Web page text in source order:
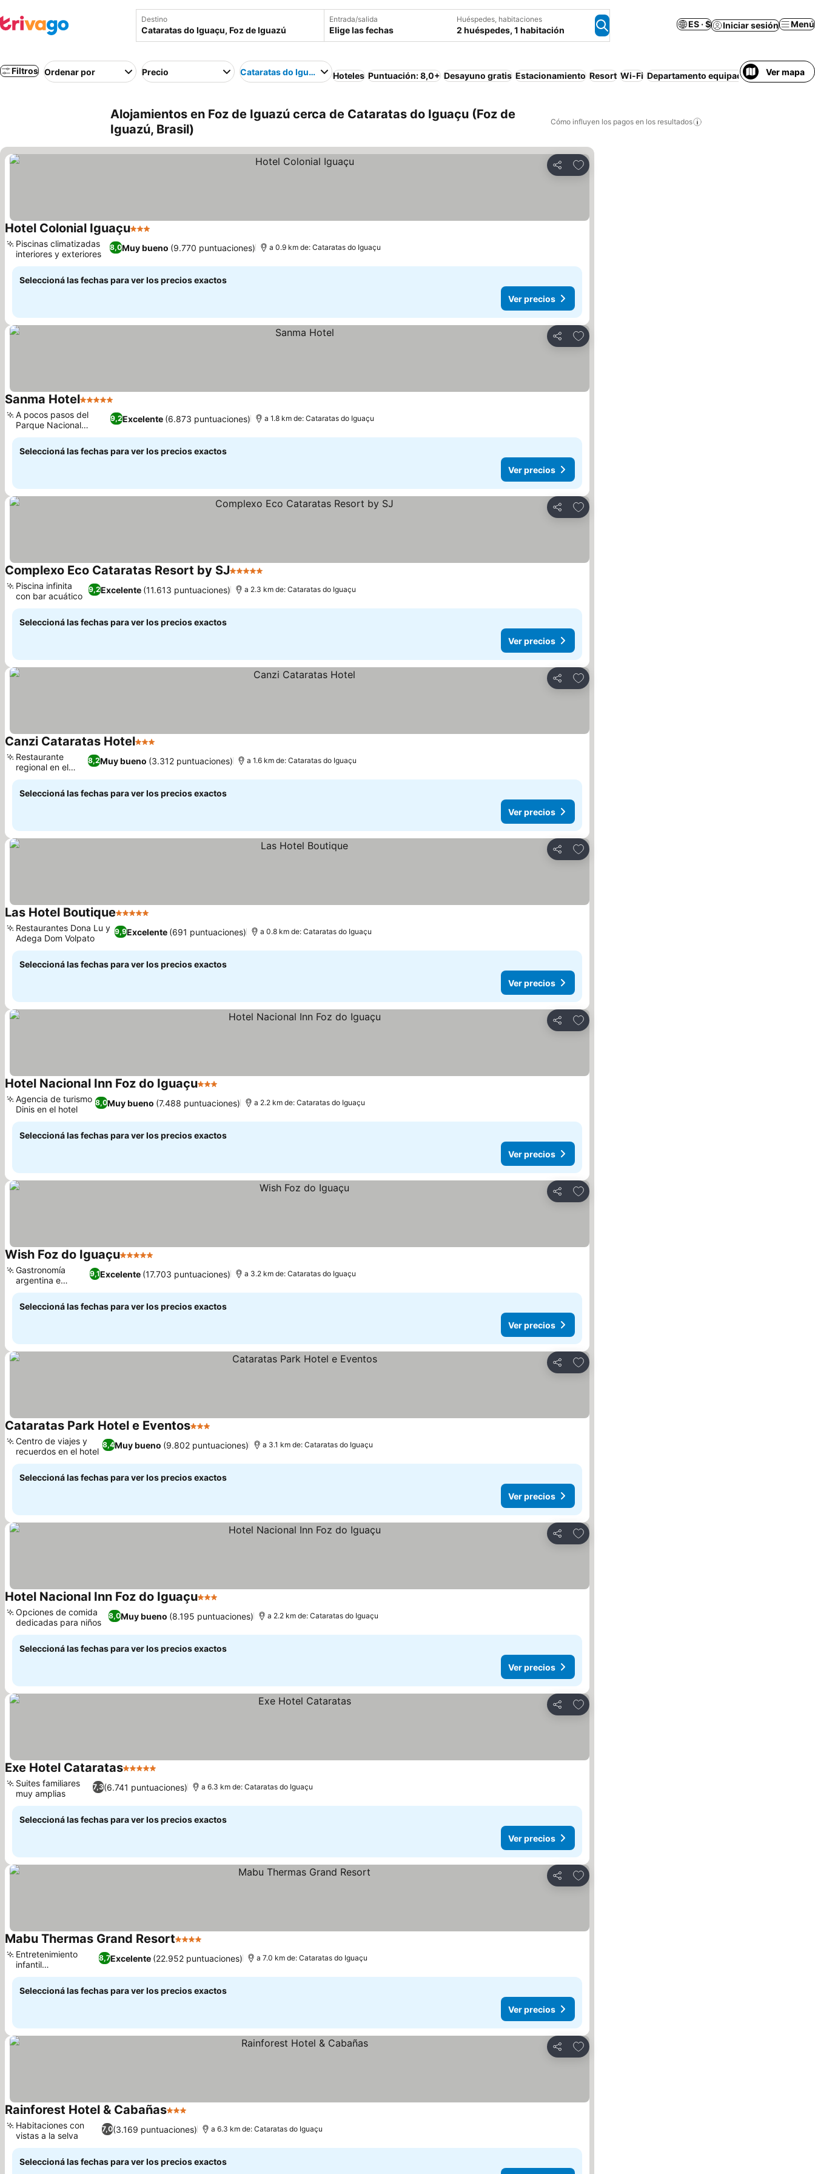
Destino Entrada/salida
Elige las fechas
Huéspedes, habitaciones
2 huéspedes, 1 habitación
ES · $ Iniciar sesión Menú
Filtros Ordenar por Precio Cataratas do Iguaçu Hoteles Puntuación: 8,0+ Desayuno gratis Estacionamiento Resort Wi-Fi Departamento equipado Piscina Aire
Ver mapa
Alojamientos en Foz de Iguazú cerca de Cataratas do Iguaçu (Foz de
Iguazú, Brasil)
Cómo influyen los pagos en los resultados
Compartir
Añadir a favoritos
Hotel Colonial Iguaçu3 Estrellas
8,0Muy bueno (9.770 puntuaciones)
Piscinas climatizadas
interiores y exteriores
a 0.9 km de: Cataratas do Iguaçu
Seleccioná las fechas para ver los precios exactos
Ver precios
Compartir
Añadir a favoritos
Sanma Hotel5 Estrellas
9,2Excelente (6.873 puntuaciones)
A pocos pasos del
Parque Nacional
Iguaçu
a 1.8 km de: Cataratas do Iguaçu
Seleccioná las fechas para ver los precios exactos
Ver precios
Compartir
Añadir a favoritos
Complexo Eco Cataratas Resort by SJ5 Estrellas
9,2Excelente (11.613 puntuaciones)
Piscina infinita
con bar acuático
a 2.3 km de: Cataratas do Iguaçu
Seleccioná las fechas para ver los precios exactos
Ver precios
Compartir
Añadir a favoritos
Canzi Cataratas Hotel3 Estrellas
8,2Muy bueno (3.312 puntuaciones)
Restaurante
regional en el
hotel
a 1.6 km de: Cataratas do Iguaçu
Seleccioná las fechas para ver los precios exactos
Ver precios
Compartir
Añadir a favoritos
Las Hotel Boutique5 Estrellas
9,9Excelente (691 puntuaciones)
Restaurantes Dona Lu y
Adega Dom Volpato
a 0.8 km de: Cataratas do Iguaçu
Seleccioná las fechas para ver los precios exactos
Ver precios
Compartir
Añadir a favoritos
Hotel Nacional Inn Foz do Iguaçu3 Estrellas
8,0Muy bueno (7.488 puntuaciones)
Agencia de turismo
Dinis en el hotel
a 2.2 km de: Cataratas do Iguaçu
Seleccioná las fechas para ver los precios exactos
Ver precios
Compartir
Añadir a favoritos
Wish Foz do Iguaçu5 Estrellas
9,1Excelente (17.703 puntuaciones)
Gastronomía
argentina e
italiana
a 3.2 km de: Cataratas do Iguaçu
Seleccioná las fechas para ver los precios exactos
Ver precios
Compartir
Añadir a favoritos
Cataratas Park Hotel e Eventos3 Estrellas
8,4Muy bueno (9.802 puntuaciones)
Centro de viajes y
recuerdos en el hotel
a 3.1 km de: Cataratas do Iguaçu
Seleccioná las fechas para ver los precios exactos
Ver precios
Compartir
Añadir a favoritos
Hotel Nacional Inn Foz do Iguaçu3 Estrellas
8,0Muy bueno (8.195 puntuaciones)
Opciones de comida
dedicadas para niños
a 2.2 km de: Cataratas do Iguaçu
Seleccioná las fechas para ver los precios exactos
Ver precios
Compartir
Añadir a favoritos
Exe Hotel Cataratas5 Estrellas
7,3(6.741 puntuaciones)
Suites familiares
muy amplias
a 6.3 km de: Cataratas do Iguaçu
Seleccioná las fechas para ver los precios exactos
Ver precios
Compartir
Añadir a favoritos
Mabu Thermas Grand Resort4 Estrellas
8,7Excelente (22.952 puntuaciones)
Entretenimiento
infantil
especializado
a 7.0 km de: Cataratas do Iguaçu
Seleccioná las fechas para ver los precios exactos
Ver precios
Compartir
Añadir a favoritos
Rainforest Hotel & Cabañas3 Estrellas
7,0(3.169 puntuaciones)
Habitaciones con
vistas a la selva
a 6.3 km de: Cataratas do Iguaçu
Seleccioná las fechas para ver los precios exactos